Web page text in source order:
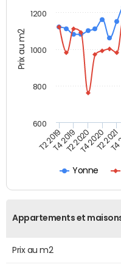
Prix au m2
Yonne
T2 2019T4 2019T2 2020T4 2020T2 2021
600
800
1000
1200
Appartements et
Prix au m2